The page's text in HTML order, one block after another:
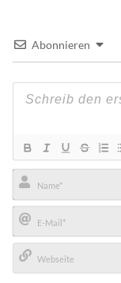
Abonnieren
Name*
E-
Mail*